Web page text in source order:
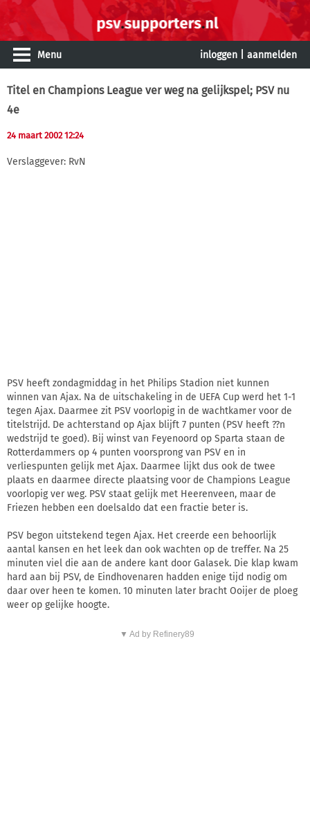
Menu inloggen aanmelden
Titel en Champions League ver weg na gelijkspel; PSV nu
4e
24 maart 2002 12:24
Verslaggever: RvN
PSV heeft zondagmiddag in het Philips Stadion niet kunnen
winnen van Ajax. Na de uitschakeling in de UEFA Cup werd het 1-1
tegen Ajax. Daarmee zit PSV voorlopig in de wachtkamer voor de
titelstrijd. De achterstand op Ajax blijft 7 punten (PSV heeft ??n
wedstrijd te goed). Bij winst van Feyenoord op Sparta staan de
Rotterdammers op 4 punten voorsprong van PSV en in
verliespunten gelijk met Ajax. Daarmee lijkt dus ook de twee
plaats en daarmee directe plaatsing voor de Champions League
voorlopig ver weg. PSV staat gelijk met Heerenveen, maar de
Friezen hebben een doelsaldo dat een fractie beter is.
PSV begon uitstekend tegen Ajax. Het creerde een behoorlijk
aantal kansen en het leek dan ook wachten op de treffer. Na 25
minuten viel die aan de andere kant door Galasek. Die klap kwam
hard aan bij PSV, de Eindhovenaren hadden enige tijd nodig om
daar over heen te komen. 10 minuten later bracht Ooijer de ploeg
weer op gelijke hoogte.
▼ Ad by Refinery89